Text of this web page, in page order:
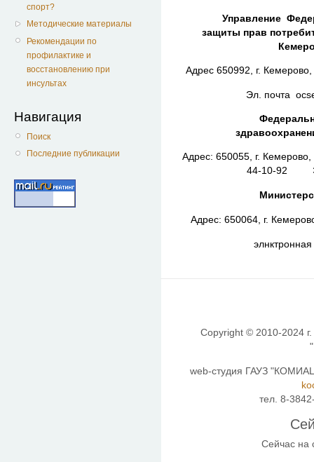
спорт?
Методические материалы
Рекомендации по
профилактике и
восстановлению при
инсультах
Навигация
Поиск
Последние публикации
Управление
защиты прав
Адрес 650992, г.
Эл. почта
Адрес: 650055, г.
44-10-92 Эл.
Министерство
Адрес: 650064, г.
Copyright © 2010-2024
web-студия ГАУЗ
тел. 8-
Сейчас на